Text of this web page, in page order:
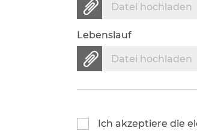
Datei hochladen
Lebenslauf
Datei hochladen
Ich akzeptiere die